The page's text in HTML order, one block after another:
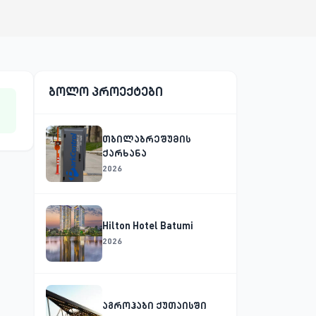
ბოლო პროექტები
თბილაბრეშუმის
ქარხანა
2026
Hilton Hotel Batumi
2026
აგროჰაბი ქუთაისში